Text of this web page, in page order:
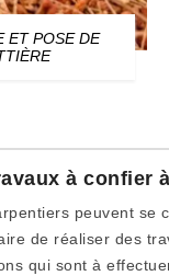
ET POSE DE
à confier
peuvent se
de réaliser des
qui sont à